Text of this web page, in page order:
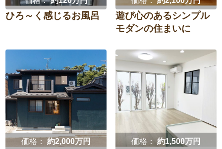
ひろ～く感じるお風呂
遊び心のあるシンプル
モダンの住まいに
価格：約2,000万円 価格：約1,500万円